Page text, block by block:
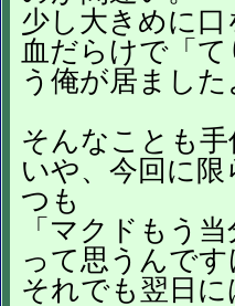
少し大きめに
血だらけで「
う俺が居まし
そんなことも
いや、今回に
つも
「マクドもう
って思うんで
それでも翌日